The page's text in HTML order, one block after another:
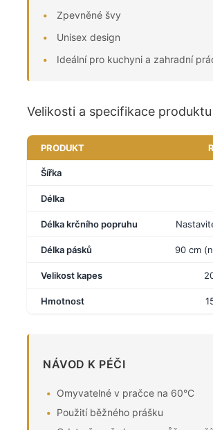
Zpevněné švy
Unisex design
Ideální pro kuchyni a zahradní
Velikosti a specifikace produktu
PRODUKT
Šířka
Délka
Délka krčního popruhu
Délka pásků 90 cm
Velikost kapes
Hmotnost
NÁVOD K PÉČI
Omyvatelné v pračce na 60°C
Použití běžného prášku